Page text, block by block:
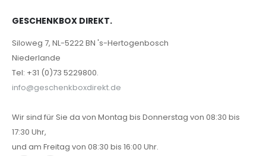
GESCHENKBOX DIREKT.
Siloweg 7, NL-5222 BN 's-Hertogenbosch
Niederlande
Tel: +31 (0)73 5229800.
info@geschenkboxdirekt.de
Wir sind für Sie da von Montag bis Donnerstag von 08:30 bis
17:30 Uhr,
und am Freitag von 08:30 bis 16:00 Uhr.